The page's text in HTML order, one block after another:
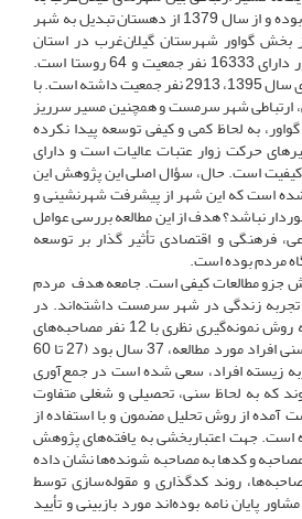
اسلام‌آباد‌غرب و کرمانشاه بوده و از سال 1379 از دهستان تبدیل به شهر
گواور شهرستان گیلان‌غرب در استان
کرمانشاه است. بخش گواور دارای 16333 نفر جمعیت و 64 روستا است.
شهر سرمست در سرشماری سال 1395، 2913 نفر جمعیت داشته است. با
ارتباطی شهر سرمست و همچنین مسیر سرریز
بخش گواور، به لحاظ کمی و کیفی توسعه پیدا نکرده
حرکت زوار عتبات عالیات است و دارای
است. حال، سؤال اصلی این پژوهش این
است که این شهر از پیشرفت شهرنشینی و
نباشد؟ هدف از این مطالعه بررسی عوامل
فرهنگی و اقتصادی تأثیر گذار بر توسعه
مردم بوده است.
جزو مطالعات کیفی است. جامعه هدف مردم
زندگی در شهر سرمست داشته‌اند. در
بخش مصاحبه‌­ها با توجه به روش نمونه‌گیری نظری با 12 نفر مصاحبه‌های
عمیق انجام شد. میانگین سنی افراد مورد مطالعه، 37 سال بود (27 تا 60
زیسته افراد، سعی شده است در جمع‌آوری
که به لحاظ سنی، تحصیلی و شغلی متفاوت
آمده از روش تحلیل مضمون و با استفاده از
است. جهت اعتباربخشی به یافته‌های پژوهش
مصاحبه و کدها به مصاحبه شونده‌ها نشان داده
روند کدگذاری و مقوله‌سازی توسط
پایان نامه بوده‌اند مورد بازبینی و تأیید